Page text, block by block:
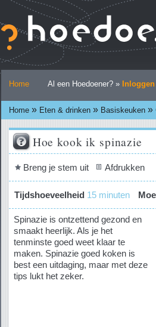
naar
inhoud.
Ga
naar
navigatie
Home Al een Hoedoener? » Inloggen
Home » Eten & drinken » Basiskeuken »
Hoe kook ik spinazie
Document
Breng je stem uit Afdrukken
Tijdshoeveelheid 15 minuten
Spinazie is ontzettend gezond en
smaakt heerlijk. Als je het
tenminste goed weet klaar te
maken. Spinazie goed koken is
best een uitdaging, maar met deze
tips lukt het zeker.